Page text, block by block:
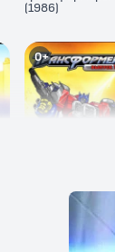
(1986)
0+
Трансформеры: